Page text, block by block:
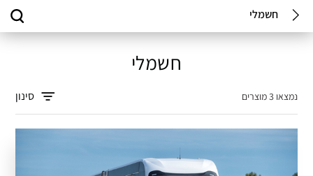
חשמלי
חשמלי
נמצאו 3 מוצרים סינון